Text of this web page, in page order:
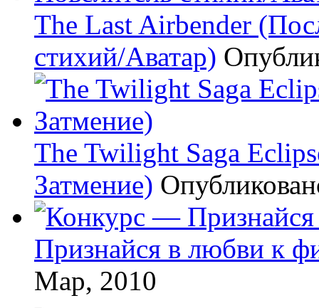
The Last Airbender
стихий/Аватар)
The Twilight Saga
Затмение)
Признайся в любви к
Мар, 2010